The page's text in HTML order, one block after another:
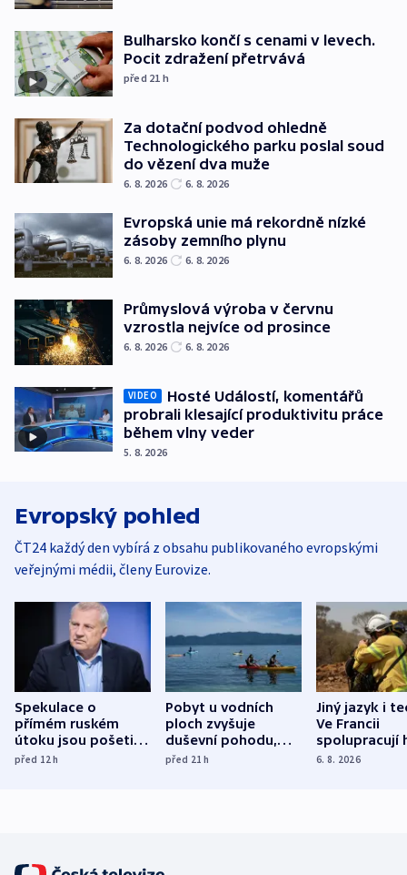
Bulharsko končí s cenami v levech.
Pocit zdražení přetrvává
před 21 h
Za dotační podvod ohledně
Technologického parku poslal soud
do vězení dva muže
6. 8. 2026 6. 8. 2026
Evropská unie má rekordně nízké
zásoby zemního plynu
6. 8. 2026 6. 8. 2026
Průmyslová výroba v červnu
vzrostla nejvíce od prosince
6. 8. 2026 6. 8. 2026
VIDEO
Hosté Událostí, komentářů
probrali klesající produktivitu práce
během vlny veder
5. 8. 2026
Evropský pohled
ČT24 každý den vybírá z obsahu publikovaného evropskými
veřejnými médii, členy Eurovize.
Spekulace o
přímém ruském
útoku jsou pošetilé,
míní estonský
před 12h
Pobyt u vodních
ploch zvyšuje
duševní pohodu,
ukázala
před 21h
Jiný jazyk i
Ve Francii
spolupracují
různých zemí
6. 8. 2026